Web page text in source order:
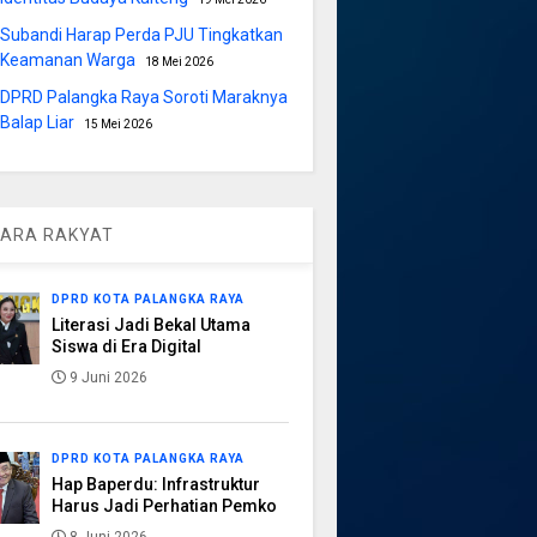
Subandi Harap Perda PJU Tingkatkan
Keamanan Warga
18 Mei 2026
DPRD Palangka Raya Soroti Maraknya
Balap Liar
15 Mei 2026
RAKYAT
DPRD KOTA PALANGKA RAYA
Literasi Jadi Bekal Utama
Siswa di Era Digital
9 Juni 2026
DPRD KOTA PALANGKA RAYA
Hap Baperdu: Infrastruktur
Harus Jadi Perhatian Pemko